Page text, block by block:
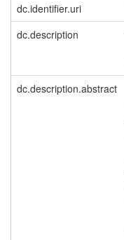
dc.identifier.uri
dc.description
dc.description.abstract